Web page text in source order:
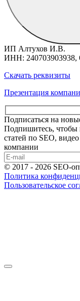
ИП Алтухов И.В.
ИНН:
Скачать реквизиты
Презентация
Подписаться на
Подпишитесь, чтобы
статей по SEO,
компании
© 2017 - 2026 SEO-
Политика
Пользовательское